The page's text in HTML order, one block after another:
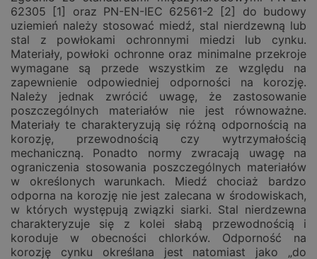
62305 [1] oraz PN-EN-IEC 62561-2 [2] do budowy
uziemień należy stosować miedź, stal nierdzewną lub
stal z powłokami ochronnymi miedzi lub cynku.
Materiały, powłoki ochronne oraz minimalne przekroje
wymagane są przede wszystkim ze względu na
zapewnienie odpowiedniej odporności na korozję.
Należy jednak zwrócić uwagę, że zastosowanie
poszczególnych materiałów nie jest równoważne.
Materiały te charakteryzują się różną odpornością na
korozję, przewodnością czy wytrzymałością
mechaniczną. Ponadto normy zwracają uwagę na
ograniczenia stosowania poszczególnych materiałów
w określonych warunkach. Miedź chociaż bardzo
odporna na korozję nie jest zalecana w środowiskach,
w których występują związki siarki. Stal nierdzewna
charakteryzuje się z kolei słabą przewodnością i
koroduje w obecności chlorków. Odporność na
korozję cynku określana jest natomiast jako „do